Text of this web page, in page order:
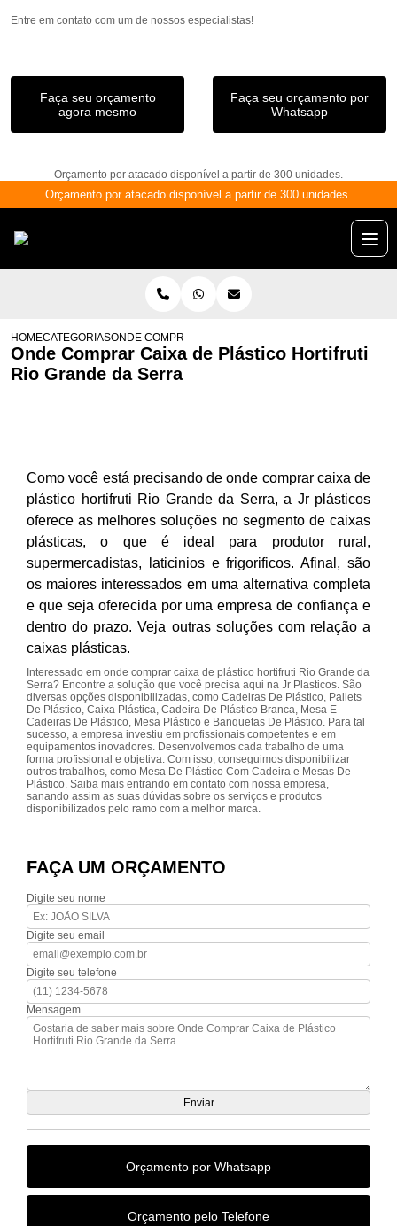
Entre em contato com um de nossos especialistas!
Faça seu orçamento
agora mesmo
Faça seu orçamento por
Whatsapp
Orçamento por atacado disponível a partir de 300 unidades.
Orçamento por atacado disponível a partir de 300 unidades.
HOMECATEGORIASONDE COMPRAR CAIXA DE PLÁSTICO HORTIFRUTI
Onde Comprar Caixa de Plástico Hortifruti
Rio Grande da Serra
Como você está precisando de onde comprar caixa de
plástico hortifruti Rio Grande da Serra, a Jr plásticos
oferece as melhores soluções no segmento de caixas
plásticas, o que é ideal para produtor rural,
supermercadistas, laticinios e frigorificos. Afinal, são
os maiores interessados em uma alternativa completa
e que seja oferecida por uma empresa de confiança e
dentro do prazo. Veja outras soluções com relação a
caixas plásticas.
Interessado em onde comprar caixa de plástico hortifruti Rio Grande da
Serra? Encontre a solução que você precisa aqui na Jr Plasticos. São
diversas opções disponibilizadas, como Cadeiras De Plástico, Pallets
De Plástico, Caixa Plástica, Cadeira De Plástico Branca, Mesa E
Cadeiras De Plástico, Mesa Plástico e Banquetas De Plástico. Para tal
sucesso, a empresa investiu em profissionais competentes e em
equipamentos inovadores. Desenvolvemos cada trabalho de uma
forma profissional e objetiva. Com isso, conseguimos disponibilizar
outros trabalhos, como Mesa De Plástico Com Cadeira e Mesas De
Plástico. Saiba mais entrando em contato com nossa empresa,
sanando assim as suas dúvidas sobre os serviços e produtos
disponibilizados pelo ramo com a melhor marca.
FAÇA UM ORÇAMENTO
Digite seu nome
Digite seu email
Digite seu telefone
Mensagem
Orçamento por Whatsapp
Orçamento pelo Telefone